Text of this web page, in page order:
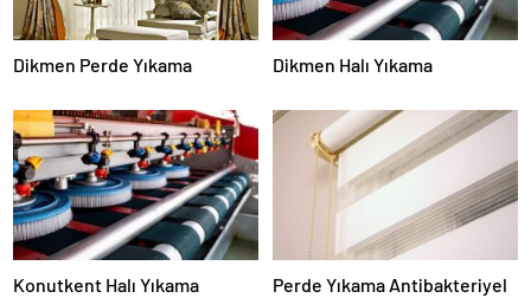
Dikmen Perde Yıkama Dikmen Halı Yıkama
Konutkent Halı Yıkama Perde Yıkama Antibakteriyel